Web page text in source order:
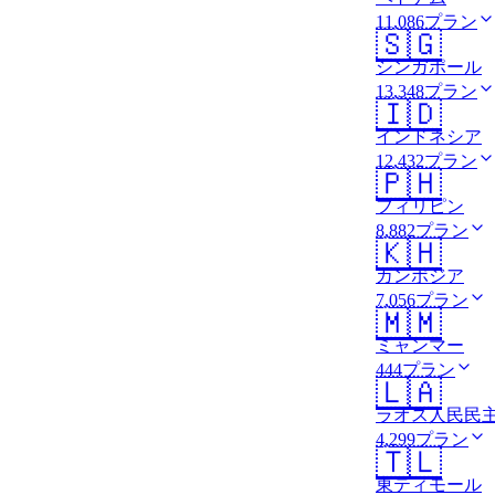
11,086プラン
🇸🇬
シンガポール
13,348プラン
🇮🇩
インドネシア
12,432プラン
🇵🇭
フィリピン
8,882プラン
🇰🇭
カンボジア
7,056プラン
🇲🇲
ミャンマー
444プラン
🇱🇦
ラオス人民民
4,299プラン
🇹🇱
東ティモール